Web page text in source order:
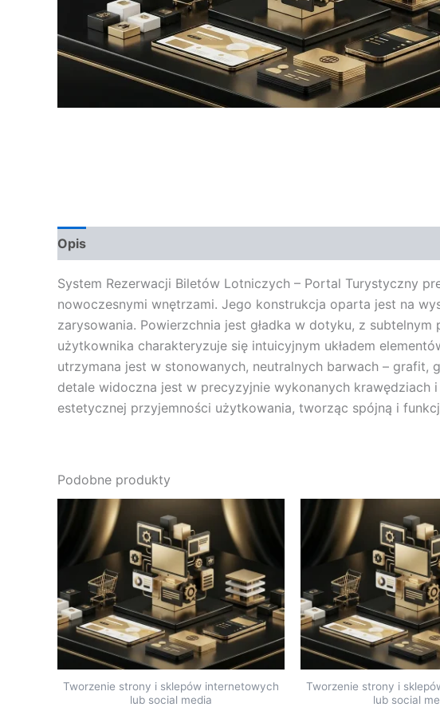
Opis
System Rezerwacji Biletów Lotniczych – Portal Turystyczny
nowoczesnymi wnętrzami. Jego konstrukcja oparta jest na
zarysowania. Powierzchnia jest gładka w dotyku, z
użytkownika charakteryzuje się intuicyjnym układem
utrzymana jest w stonowanych, neutralnych barwach – grafit,
detale widoczna jest w precyzyjnie wykonanych krawędziach
estetycznej przyjemności użytkowania, tworząc spójną i
Podobne produkty
Tworzenie strony i sklepów internetowych
lub social media
Tworzenie strony i
lub social